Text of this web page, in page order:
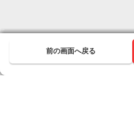
前の画面へ戻る
前の画面へ戻る
前の画面へ戻る
前の画面へ戻る
前の画面へ戻る
前の画面へ戻る
前の画面へ戻る
前の画面へ戻る
前の画面へ戻る